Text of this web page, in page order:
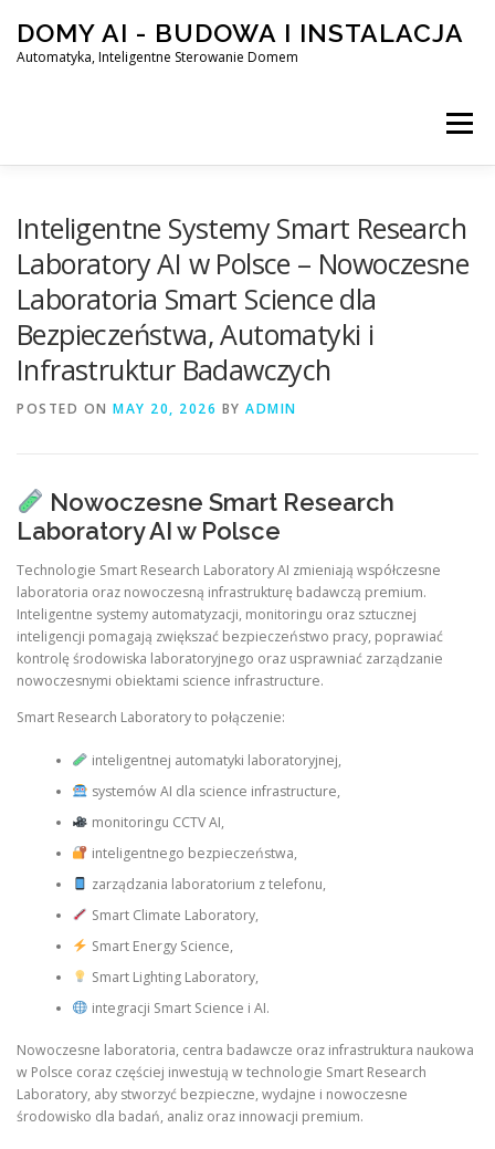
content
DOMY AI - BUDOWA I INSTALACJA
Automatyka, Inteligentne Sterowanie Domem
Menu
SMART DOM AI – AUTOMATYKA, INTELIGENTNE
BLOG KONTAKT
Inteligentne Systemy Smart Research
Laboratory AI w Polsce – Nowoczesne
Laboratoria Smart Science dla
Bezpieczeństwa, Automatyki i
Infrastruktur Badawczych
POSTED ON MAY 20, 2026 BY ADMIN
Nowoczesne Smart Research
Laboratory AI w Polsce
Technologie Smart Research Laboratory AI zmieniają współczesne
laboratoria oraz nowoczesną infrastrukturę badawczą premium.
Inteligentne systemy automatyzacji, monitoringu oraz sztucznej
inteligencji pomagają zwiększać bezpieczeństwo pracy, poprawiać
kontrolę środowiska laboratoryjnego oraz usprawniać zarządzanie
nowoczesnymi obiektami science infrastructure.
Smart Research Laboratory to połączenie:
inteligentnej automatyki laboratoryjnej,
systemów AI dla science infrastructure,
monitoringu CCTV AI,
inteligentnego bezpieczeństwa,
zarządzania laboratorium z telefonu,
Smart Climate Laboratory,
Smart Energy Science,
Smart Lighting Laboratory,
integracji Smart Science i AI.
Nowoczesne laboratoria, centra badawcze oraz infrastruktura naukowa
w Polsce coraz częściej inwestują w technologie Smart Research
Laboratory, aby stworzyć bezpieczne, wydajne i nowoczesne
środowisko dla badań, analiz oraz innowacji premium.